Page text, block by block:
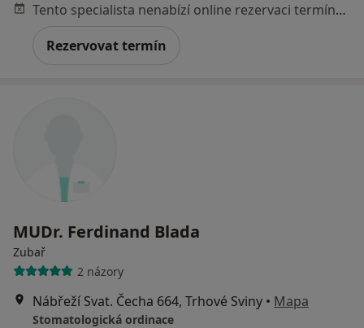
Tento specialista nenabízí online rezervaci termínu na této adrese.
Rezervovat termín
MUDr. Ferdinand Blada
Zubař
2 názory
Nábřeží Svat. Čecha 664, Trhové Sviny • Mapa
Stomatologická ordinace